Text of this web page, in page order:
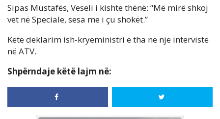
Sipas Mustafës, Veseli i kishte thënë: “Më mirë shkoj
vet në Speciale, sesa me i çu shokët.”
Këtë deklarim ish-kryeministri e tha në një intervistë
në ATV.
Shpërndaje këtë lajm në: